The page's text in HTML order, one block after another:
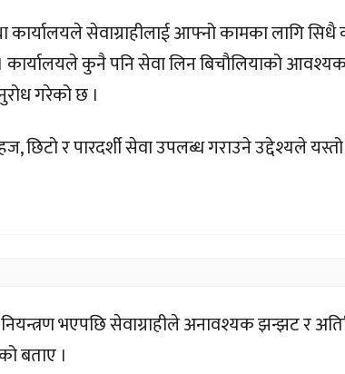
कार्यालयले सेवाग्राहीलाई आफ्नो कामका लागि
कुनै पनि सेवा लिन बिचौलियाको
गरेको छ ।
छिटो र पारदर्शी सेवा उपलब्ध गराउने उद्देश्यले
भएपछि सेवाग्राहीले अनावश्यक झन्झट र
बताए ।